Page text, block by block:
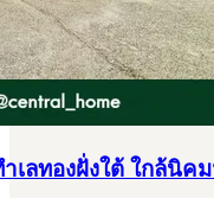
เลทองฝั่งใต้ ใกล้นิ